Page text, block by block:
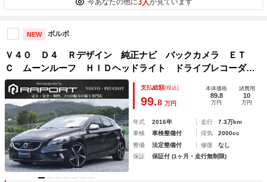
今あなたの他に3人が見ています
NEW ボルボ
Ｖ４０ Ｄ４ Ｒデザイン 純正ナビ バックカメラ ＥＴ
Ｃ ムーンルーフ ＨＩＤヘッドライト ドライブレコーダ
ー アダプティブクルーズコントロール スマートキー 本革
シート 障害物センサー 盗難防止装置 レーンキープアシス
ト
支払総額(税込)
99.8 万円
本体価格
89.8
万円
諸費用
10
万円
年式 2016年 走行
7.3万km
車検
車検整備付 排気
2000cc
整備
法定整備付 修復
なし
保証
保証付 (1ヶ月・走行無制限)